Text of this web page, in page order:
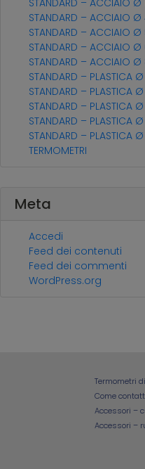
STANDARD – ACCIAIO Ø
STANDARD – ACCIAIO
STANDARD – ACCIAIO
STANDARD – ACCIAIO Ø
STANDARD – ACCIAIO
STANDARD – PLASTICA
STANDARD – PLASTICA
STANDARD – PLASTICA
STANDARD – PLASTICA
STANDARD – PLASTICA
TERMOMETRI
Meta
Accedi
Feed dei contenuti
Feed dei commenti
WordPress.org
Termometri
Come
Accessori –
Accessori –